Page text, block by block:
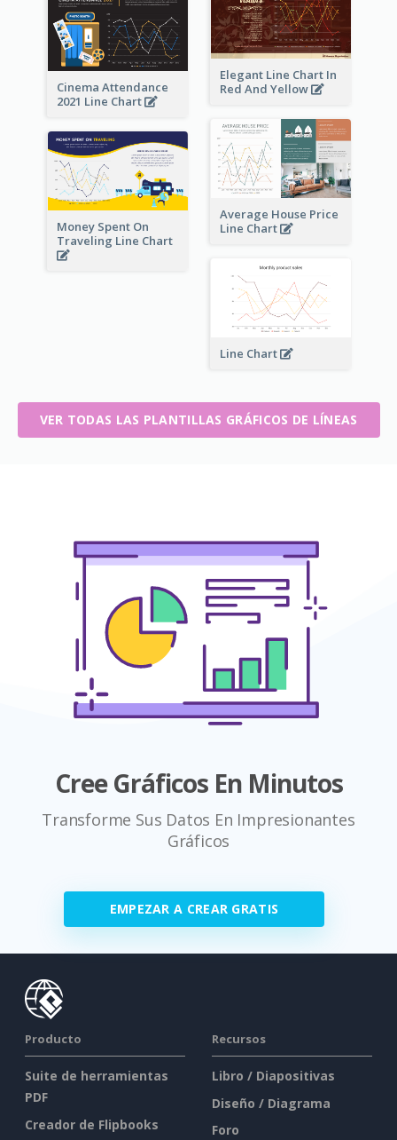
Elegant Line Chart In
Red And Yellow
Cinema Attendance
2021 Line Chart
Average House Price
Line Chart
Money Spent On
Traveling Line Chart
Line Chart
VER TODAS LAS PLANTILLAS GRÁFICOS DE LÍNEAS
Cree Gráficos En Minutos
Transforme Sus Datos En Impresionantes
Gráficos
EMPEZAR A CREAR GRATIS
Producto
Suite de herramientas
PDF
Creador de Flipbooks
Recursos
Libro / Diapositivas
Diseño / Diagrama
Foro